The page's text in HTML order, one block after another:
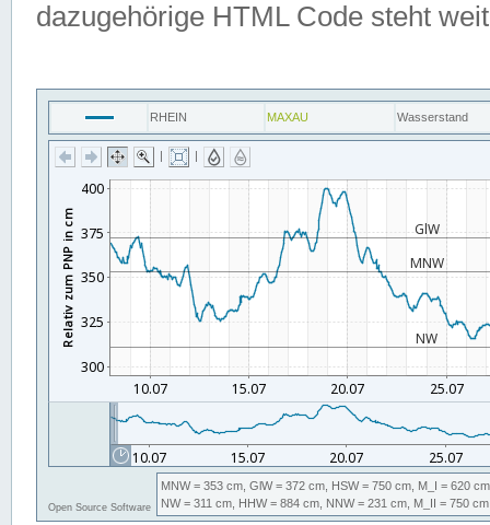
dazugehörige HTML Code steht